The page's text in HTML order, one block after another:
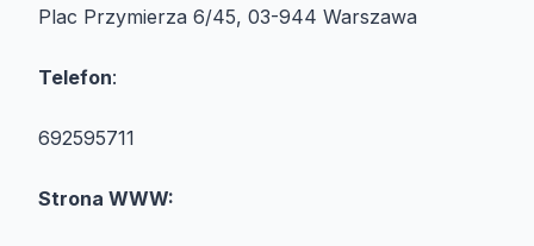
Plac Przymierza 6/45, 03-944 Warszawa
Telefon:
692595711
Strona WWW: